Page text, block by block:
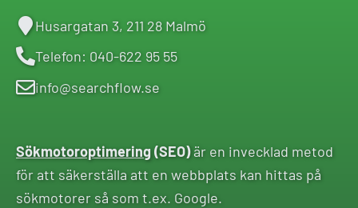
Husargatan 3, 211 28 Malmö
Telefon: 040-622 95 55
info@searchflow.se
Sökmotoroptimering(SEO)är en invecklad metod
för att säkerställa att en webbplats kan hittas på
sökmotorer så som t.ex. Google.